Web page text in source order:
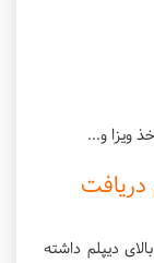
ویزا و...
دریافت
دیپلم داشته